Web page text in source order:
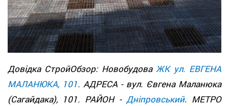
Довідка СтройОбзор: Новобудова ЖК ул. ЕВГЕНА
МАЛАНЮКА, 101. АДРЕСА - вул. Євгена Маланюка
(Сагайдака), 101. РАЙОН - Дніпровський. МЕТРО